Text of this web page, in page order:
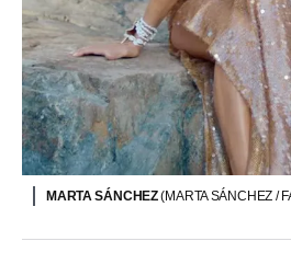
MARTA SÁNCHEZ(MARTA SÁNCHEZ /